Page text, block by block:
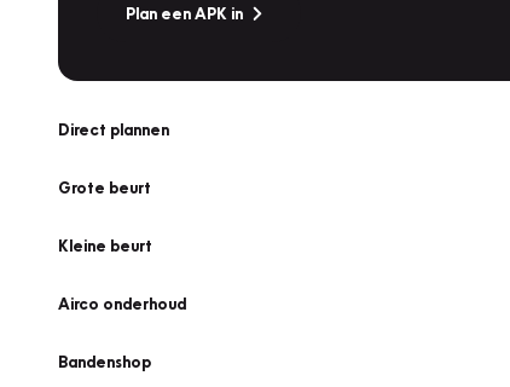
Plan een APK in
Direct plannen
Grote beurt
Kleine beurt
Airco onderhoud
Bandenshop